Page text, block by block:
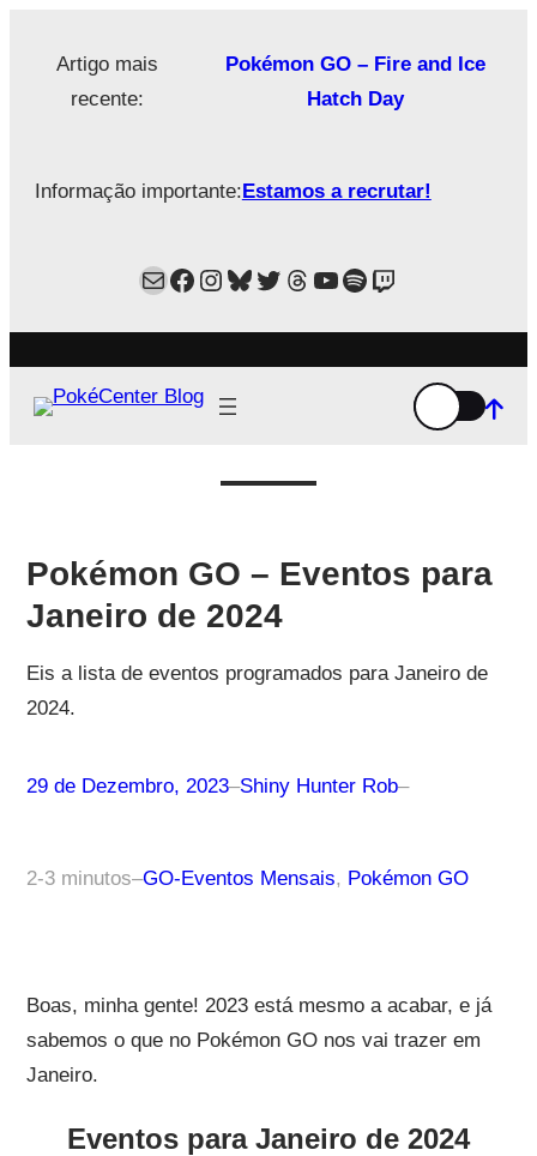
Artigo mais
recente:
Pokémon GO – Fire and Ice
Hatch Day
Informação importante:Estamos a recrutar!
MailFacebook
Instagram
Bluesky
Twitter
Estamos no Threads!
YouTube
Spotify
Twitch
Pokémon GO – Eventos para
Janeiro de 2024
Eis a lista de eventos programados para Janeiro de
2024.
29 de Dezembro, 2023–Shiny Hunter Rob–
2-3 minutos–GO-Eventos Mensais, Pokémon GO
Boas, minha gente! 2023 está mesmo a acabar, e já
sabemos o que no Pokémon GO nos vai trazer em
Janeiro.
Eventos para Janeiro de 2024